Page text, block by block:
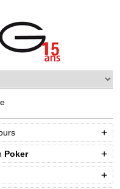
Poker